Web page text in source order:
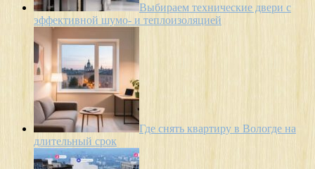
Выбираем технические двери с
эффективной шумо- и теплоизоляцией
Где снять квартиру в Вологде на
длительный срок